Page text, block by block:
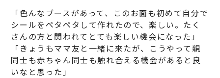
「色んなブースがあって、このお面も初めて自分で
シールをペタペタして作れたので、楽しい。たく
さんの方と関われてとても楽しい機会になった」
「きょうもママ友と一緒に来たが、こうやって親
同士も赤ちゃん同士も触れ合える機会があると良
いなと思った」